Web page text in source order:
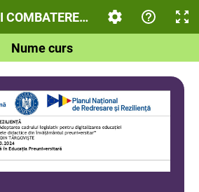
COMBATEREA VIOLENȚEI ÎN
Nume curs